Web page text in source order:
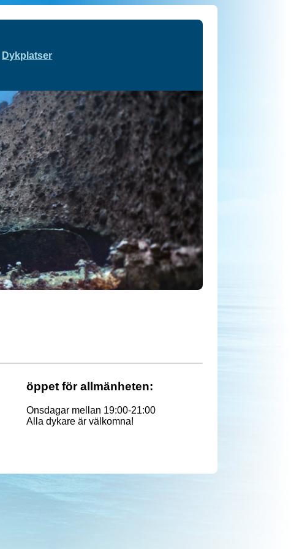
Dykplatser
öppet för allmänheten:
Onsdagar mellan 19:00-21:00
Alla dykare är välkomna!